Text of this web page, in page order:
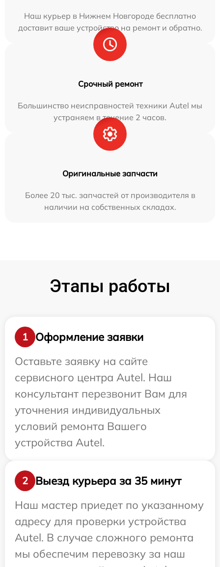
Наш курьер в Нижнем Новгороде бесплатно
доставит ваше устройство на ремонт и обратно.
Срочный ремонт
Большинство неисправностей техники Autel мы
устраняем в течение 2 часов.
Оригинальные запчасти
Более 20 тыс. запчастей от производителя в
наличии на собственных складах.
Этапы работы
1
Оформление заявки
Оставьте заявку на сайте
сервисного центра Autel. Наш
консультант перезвонит Вам для
уточнения индивидуальных
условий ремонта Вашего
устройства Autel.
2
Выезд курьера за 35 минут
Наш мастер приедет по указанному
адресу для проверки устройства
Autel. В случае сложного ремонта
мы обеспечим перевозку за наш